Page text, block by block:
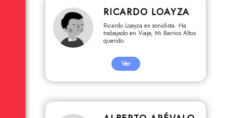
RICARDO LOAYZA
Ricardo Loayza es sonidista. Ha
trabajado en Viaje, Mi Barrios Altos
querido.
Ver